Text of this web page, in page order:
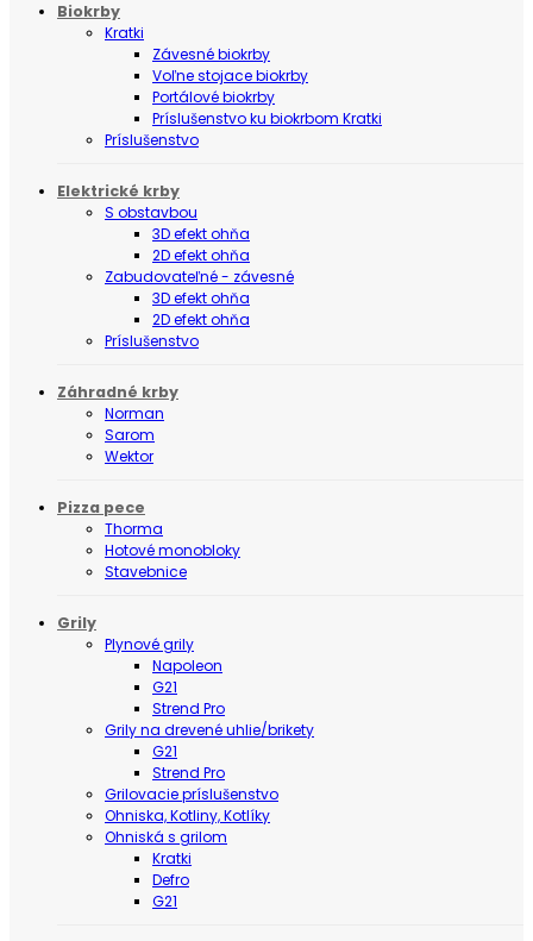
Biokrby
Kratki
Závesné biokrby
Voľne stojace biokrby
Portálové biokrby
Príslušenstvo ku biokrbom Kratki
Príslušenstvo
Elektrické krby
S obstavbou
3D efekt ohňa
2D efekt ohňa
Zabudovateľné - závesné
3D efekt ohňa
2D efekt ohňa
Príslušenstvo
Záhradné krby
Norman
Sarom
Wektor
Pizza pece
Thorma
Hotové monobloky
Stavebnice
Grily
Plynové grily
Napoleon
G21
Strend Pro
Grily na drevené uhlie/brikety
G21
Strend Pro
Grilovacie príslušenstvo
Ohniska, Kotliny, Kotlíky
Ohniská s grilom
Kratki
Defro
G21